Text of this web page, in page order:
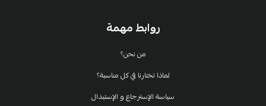
روابط مهمة
من نحن؟
لماذا تختارنا في كل مناسبة؟
سياسة الإسترجاع و الإستبدال